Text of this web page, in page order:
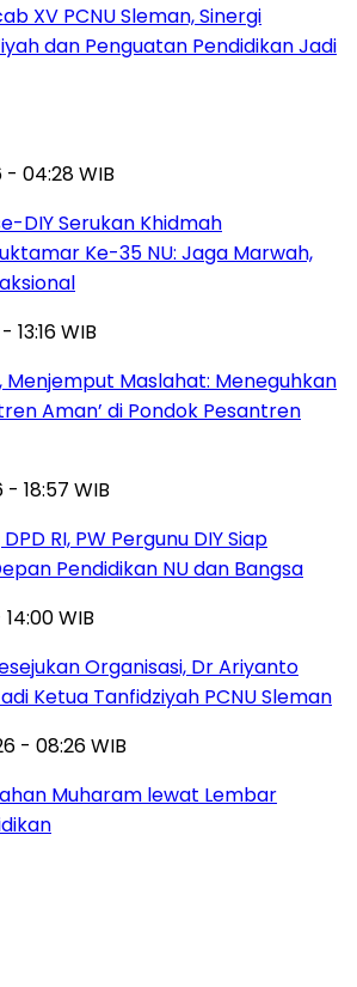
XV PCNU Sleman, Sinergi
dan Penguatan Pendidikan Jadi
- 04:28 WIB
DIY Serukan Khidmah
Ke-35 NU: Jaga Marwah,
13:16 WIB
Menjemput Maslahat: Meneguhkan
Aman’ di Pondok Pesantren
18:57 WIB
RI, PW Pergunu DIY Siap
Pendidikan NU dan Bangsa
WIB
Organisasi, Dr Ariyanto
Ketua Tanfidziyah PCNU Sleman
- 08:26 WIB
Muharam lewat Lembar